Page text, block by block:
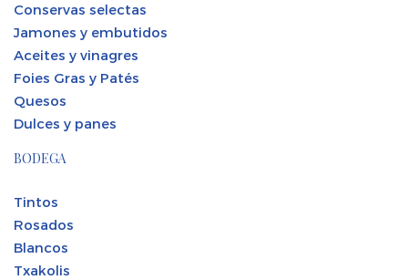
Conservas selectas
Jamones y embutidos
Aceites y vinagres
Foies Gras y Patés
Quesos
Dulces y panes
BODEGA
Tintos
Rosados
Blancos
Txakolis